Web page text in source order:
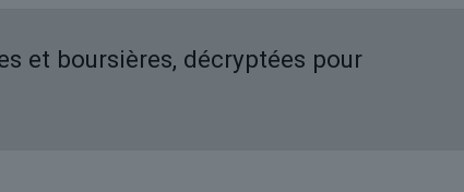
et boursières, décryptées pour